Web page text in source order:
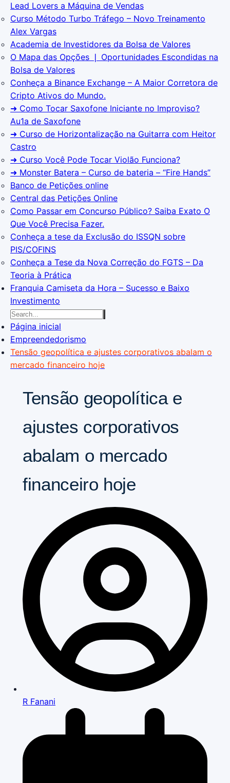
Lead Lovers a Máquina de Vendas
Curso Método Turbo Tráfego – Novo Treinamento
Alex Vargas
Academia de Investidores da Bolsa de Valores
O Mapa das Opções ❘ Oportunidades Escondidas na
Bolsa de Valores
Conheça a Binance Exchange – A Maior Corretora de
Cripto Ativos do Mundo.
➜ Como Tocar Saxofone Iniciante no Improviso?
Au1a de Saxofone
➜ Curso de Horizontalização na Guitarra com Heitor
Castro
➜ Curso Você Pode Tocar Violão Funciona?
➜ Monster Batera – Curso de bateria – “Fire Hands”‎
Banco de Petições online
Central das Petições Online
Como Passar em Concurso Público? Saiba Exato O
Que Você Precisa Fazer.
Conheça a tese da Exclusão do ISSQN sobre
PIS/COFINS
Conheça a Tese da Nova Correção do FGTS – Da
Teoria à Prática
Franquia Camiseta da Hora – Sucesso e Baixo
Investimento
Página inicial
Empreendedorismo
Tensão geopolítica e ajustes corporativos abalam o
mercado financeiro hoje
Tensão geopolítica e
ajustes corporativos
abalam o mercado
financeiro hoje
R Fanani